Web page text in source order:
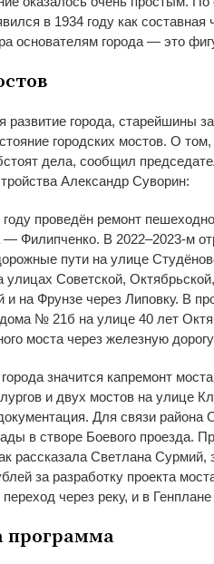
в 1934 году как составная
основателям города — это
развитие города, старейшины
городских мостов. О
дела, сообщил
Александр Суворин:
году проведён ремонт
— Филипченко. В 2022–2023-м
пути на улице
улицах Советской,
и на Фрунзе через Липовку. В
№ 21б на улице 40 лет
моста через железную
значится капремонт
и двух мостов на улице
Для связи района
в створе Боевого проезда.
рассказала Светлана Сурмий,
за разработку проекта
через реку, и в
программа